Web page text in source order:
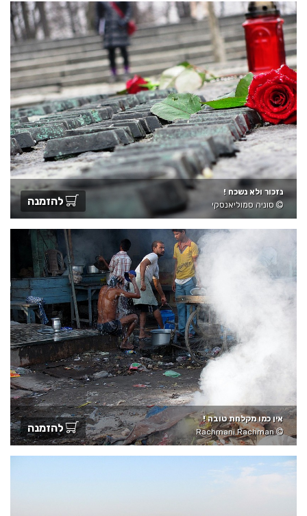
נזכור ולא נשכח !
סוניה סמוליאנסקי
להזמנה
אין כמו מקלחת טובה !
Rachmani Rachman
להזמנה